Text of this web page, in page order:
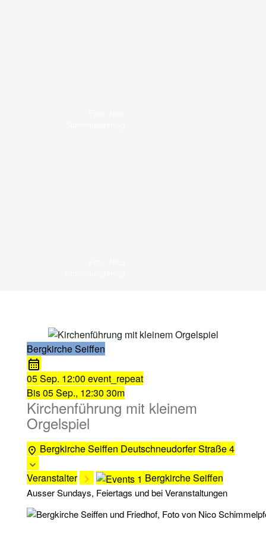
Bergkirche Seiffen
05 Sep. 12:00 event_repeat
Bis05 Sep., 12:30 30m
Kirchenführung mit kleinem
Orgelspiel
Bergkirche Seiffen Deutschneudorfer Straße 4
Veranstalter Bergkirche Seiffen
Ausser Sundays, Feiertags und bei Veranstaltungen